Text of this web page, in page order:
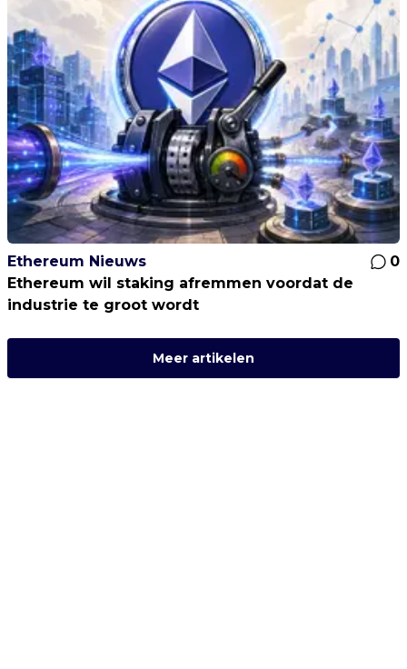
Ethereum Nieuws
0
Ethereum wil staking afremmen voordat de
industrie te groot wordt
Meer artikelen